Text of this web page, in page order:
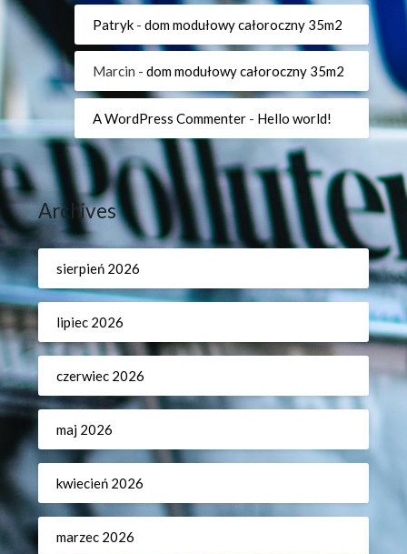
Patryk -dom modułowy całoroczny 35m2
Marcin -dom modułowy całoroczny 35m2
A WordPress Commenter - Hello world!
Archives
sierpień 2026
lipiec 2026
czerwiec 2026
maj 2026
kwiecień 2026
marzec 2026